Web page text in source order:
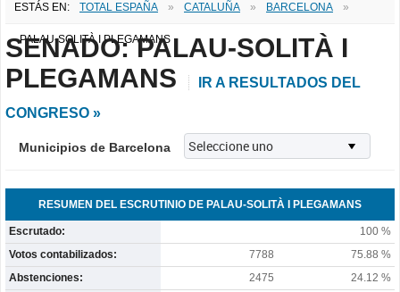
ESTÁS EN: TOTAL ESPAÑA » CATALUÑA » BARCELONA »
PALAU-SOLITÀ I PLEGAMANS
SENADO: PALAU-SOLITÀ I
PLEGAMANS
IR A RESULTADOS DEL
CONGRESO »
Municipios de Barcelona
RESUMEN DEL ESCRUTINIO DE PALAU-SOLITÀ I PLEGAMANS
Escrutado:
100 %
Votos contabilizados:
7788
75.88 %
Abstenciones:
2475
24.12 %